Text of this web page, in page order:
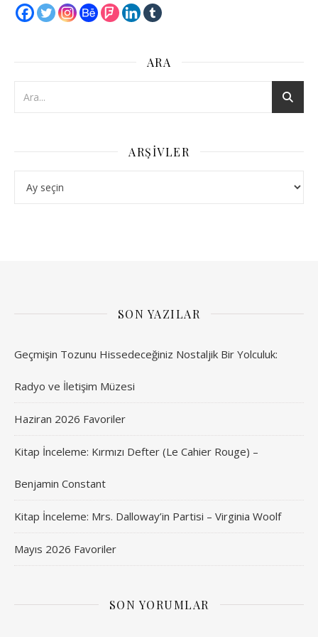
ARA
ARŞIVLER
SON YAZILAR
Geçmişin Tozunu Hissedeceğiniz Nostaljik Bir Yolculuk:
Radyo ve İletişim Müzesi
Haziran 2026 Favoriler
Kitap İnceleme: Kırmızı Defter (Le Cahier Rouge) –
Benjamin Constant
Kitap İnceleme: Mrs. Dalloway’in Partisi – Virginia Woolf
Mayıs 2026 Favoriler
SON YORUMLAR